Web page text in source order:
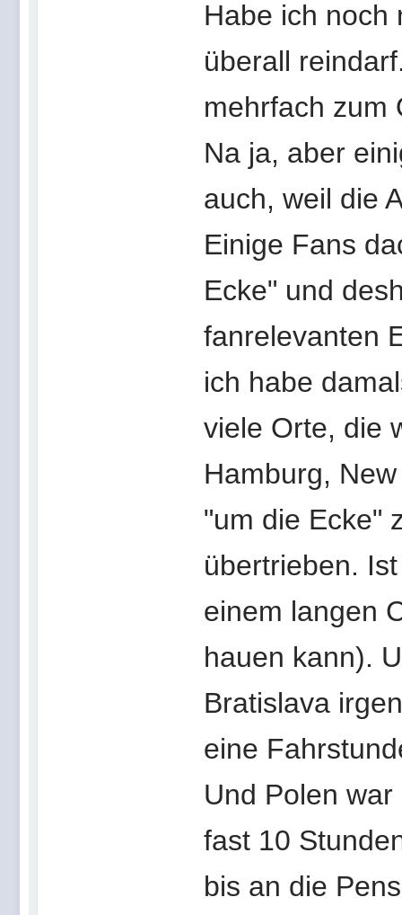
Habe ich noch
überall
mehrfach zum
Na ja, aber
auch, weil die
Einige Fans
Ecke" und
fanrelevanten
ich habe
viele Orte, die
Hamburg,
"um die Ecke"
übertrieben.
einem langen
hauen kann).
Bratislava
eine
Und Polen
fast 10
bis an die